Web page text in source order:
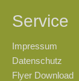
Service
Impressum
Datenschutz
Flyer Download